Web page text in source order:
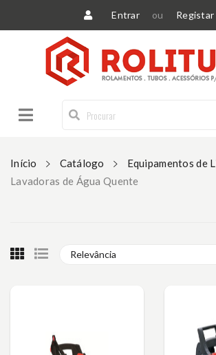
Entrar ou Registar
Início Catálogo
Equipamentos de
Lavadoras de Água Quente
Relevância